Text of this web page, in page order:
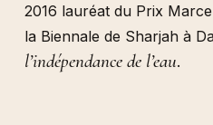
2016 lauréat du Prix
la Biennale de Sharjah à
l’indépendance de l’eau.